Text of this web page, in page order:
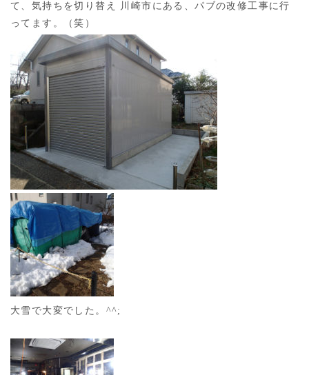
て、気持ちを切り替え 川崎市にある、パブの改修工事に行
ってます。（笑）
大雪で大変でした。^^;